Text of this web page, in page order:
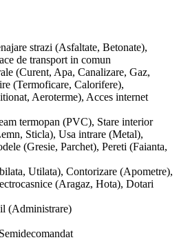
strazi (Asfaltate, Betonate),
de transport in comun
(Curent, Apa, Canalizare, Gaz,
(Termoficare, Calorifere),
Aeroterme), Acces internet
termopan (PVC), Stare interior
Sticla), Usa intrare (Metal),
(Gresie, Parchet), Pereti (Faianta,
Utilata), Contorizare (Apometre),
(Aragaz, Hota), Dotari
(Administrare)
Semidecomandat